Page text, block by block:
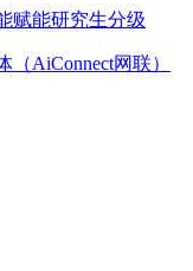
赋能研究生分级
AiConnect网联）